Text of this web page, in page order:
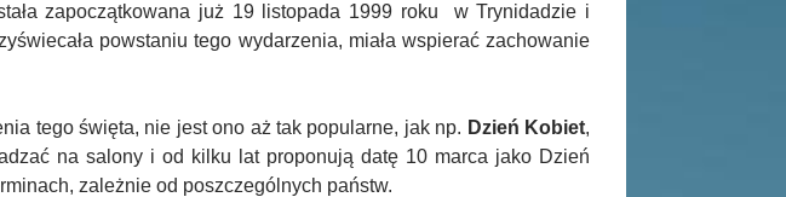
zapoczątkowana już 19 listopada 1999 roku w Trynidadzie i
powstaniu tego wydarzenia, miała wspierać zachowanie
tego święta, nie jest ono aż tak popularne, jak np. Dzień Kobiet,
na salony i od kilku lat proponują datę 10 marca jako Dzień
zależnie od poszczególnych państw.